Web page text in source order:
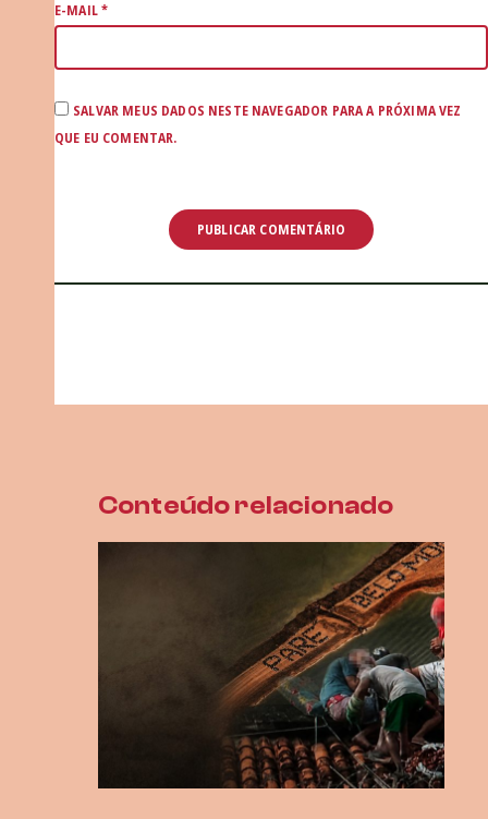
E-MAIL*
SALVAR MEUS DADOS NESTE NAVEGADOR PARA A PRÓXIMA VEZ
QUE EU COMENTAR.
Conteúdo relacionado